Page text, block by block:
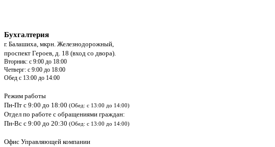
Бухгалтерия
г. Балашиха, мкрн. Железнодорожный,
проспект Героев, д. 18 (вход со двора).
Вторник: с 9:00 до 18:00
Четверг: с 9:00 до 18:00
Обед с 13:00 до 14:00
Режим работы
Пн-Пт с 9:00 до 18:00 (Обед: с 13:00 до 14:00)
Отдел по работе с обращениями граждан:
Пн-Вс с 9:00 до 20:30 (Обед: с 13:00 до 14:00)
Офис Управляющей компании